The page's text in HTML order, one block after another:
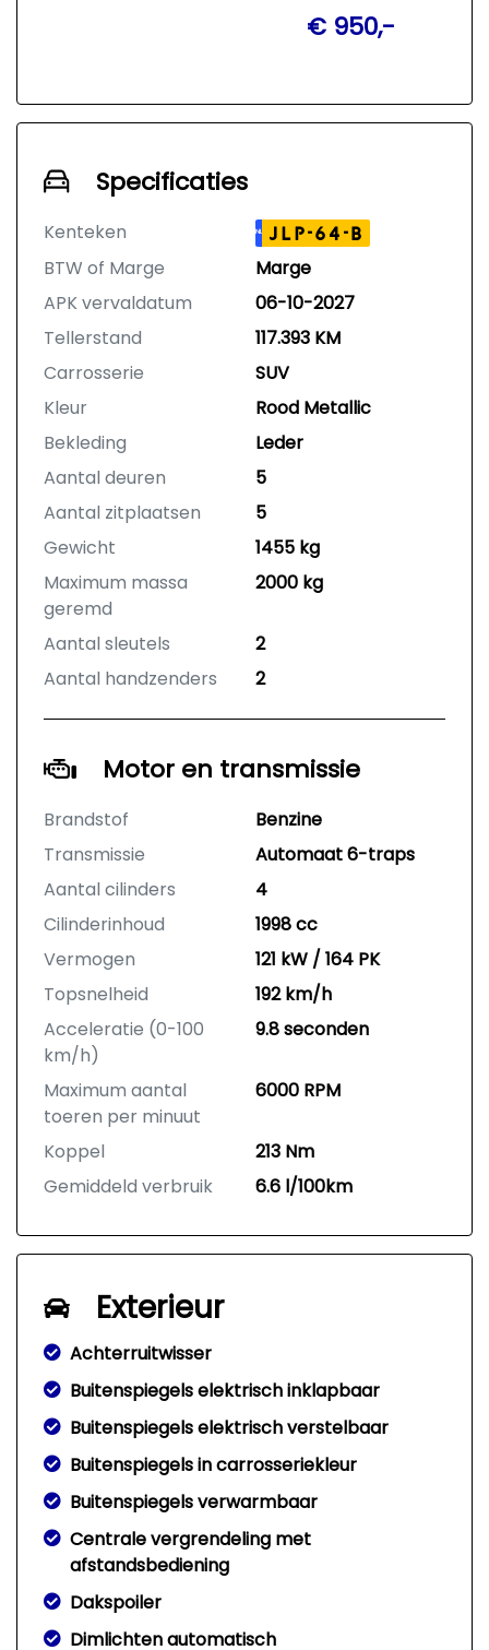
€ 950,-
Specificaties
Kenteken NL JLP-64-B
BTW of Marge
Marge
APK vervaldatum
06-10-2027
Tellerstand
117.393 KM
Carrosserie
SUV
Kleur
Rood Metallic
Bekleding
Leder
Aantal deuren
5
Aantal zitplaatsen
5
Gewicht
1455 kg
Maximum massa
geremd
2000 kg
Aantal sleutels
2
Aantal handzenders
2
Motor en transmissie
Brandstof
Benzine
Transmissie
Automaat 6-traps
Aantal cilinders
4
Cilinderinhoud
1998 cc
Vermogen
121 kW / 164 PK
Topsnelheid
192 km/h
Acceleratie (0-100
km/h)
9.8 seconden
Maximum aantal
toeren per minuut
6000 RPM
Koppel
213 Nm
Gemiddeld verbruik
6.6 l/100km
Exterieur
Achterruitwisser
Buitenspiegels elektrisch inklapbaar
Buitenspiegels elektrisch verstelbaar
Buitenspiegels in carrosseriekleur
Buitenspiegels verwarmbaar
Centrale vergrendeling met
afstandsbediening
Dakspoiler
Dimlichten automatisch